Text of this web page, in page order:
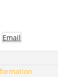
Email